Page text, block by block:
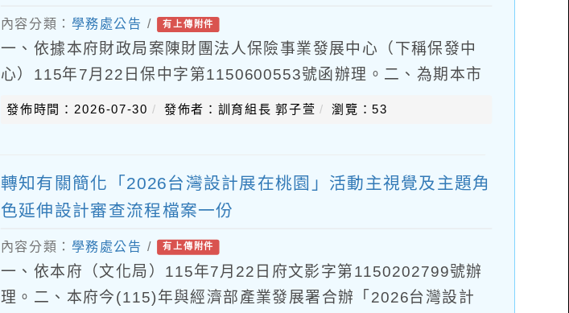
內容分類： 學務處公告 / 有上傳附件
一、依據本府財政局案陳財團法人保險事業發展中心（下稱保發中
心）115年7月22日保中字第1150600553號函辦理。二、為期本市
社會大眾建立正確金融權益與保險規劃觀念，並培養終身學習金融
發佈時間：2026-07-30 發佈者：訓育組長 郭子萱 瀏覽：53
轉知有關簡化「2026台灣設計展在桃園」活動主視覺及主題角
色延伸設計審查流程檔案一份
內容分類： 學務處公告 / 有上傳附件
一、依本府（文化局）115年7月22日府文影字第1150202799號辦
理。二、本府今(115)年與經濟部產業發展署合辦「2026台灣設計